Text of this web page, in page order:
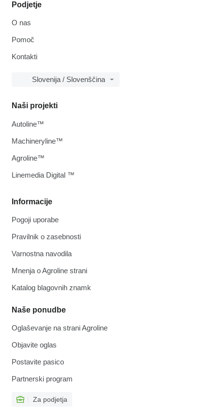
Podjetje
O nas
Pomoč
Kontakti
Slovenija / Slovenščina
Informacije
Pogoji uporabe
Pravilnik o zasebnosti
Varnostna navodila
Mnenja o Agroline strani
Katalog blagovnih znamk
Naše ponudbe
Oglaševanje na strani Agroline
Objavite oglas
Postavite pasico
Partnerski program
Za podjetja
Naši projekti
Autoline™
Machineryline™
Agroline™
Linemedia Digital ™